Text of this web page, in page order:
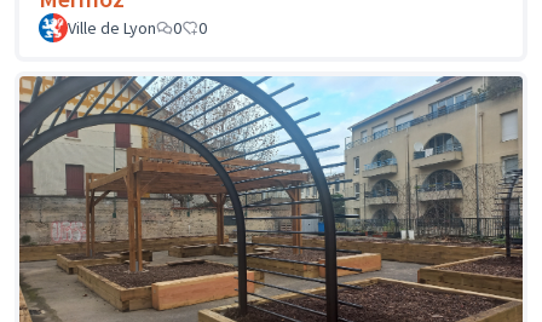
Ville de Lyon 0 0